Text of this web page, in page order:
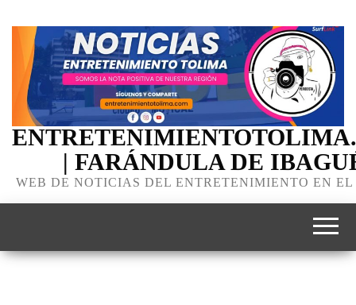
| FARÁNDULA DE
WEB DE NOTICIAS DEL ENTRETENIMIENTO EN